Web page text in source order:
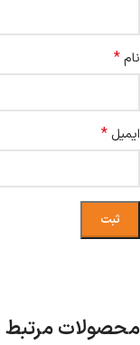
نام*
ایمیل *
محصولات مرتبط